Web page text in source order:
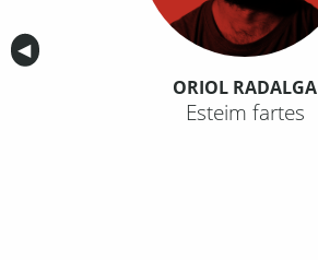
Anterior
◀︎
ORIOL RADALGA
Esteim fartes